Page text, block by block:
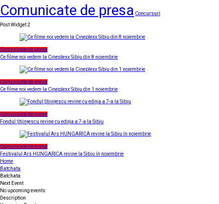
Comunicate de presa Concursuri
Post Widget 2
Comunicate de presa
Ce filme noi vedem la Cineplexx Sibiu din 8 noiembrie
Comunicate de presa
Ce filme noi vedem la Cineplexx Sibiu din 1 noiembrie
Comunicate de presa
Fondul Științescu revine cu ediția a 7-a la Sibiu
Comunicate de presa
Festivalul Ars HUNGARICA revine la Sibiu în noiembrie
Home
Batchata
Batchata
Next Event
No upcoming events
Description